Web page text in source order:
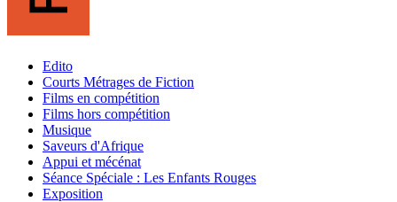
Edito
Courts Métrages de Fiction
Films en compétition
Films hors compétition
Musique
Saveurs d'Afrique
Appui et mécénat
Séance Spéciale : Les Enfants Rouges
Exposition